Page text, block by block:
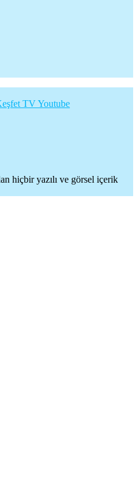
TV Youtube
hiçbir yazılı ve görsel içerik